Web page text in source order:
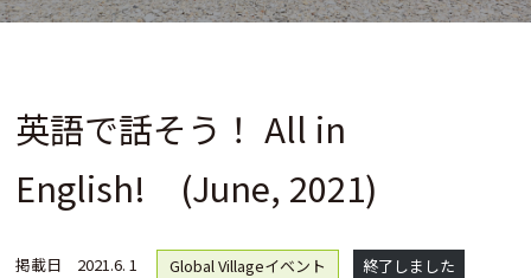
英語で話そう！ All in
English! (June, 2021)
掲載日 2021.6. 1 Global Villageイベント 終了しました